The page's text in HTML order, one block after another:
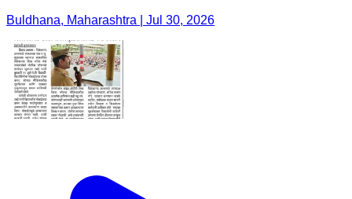
Buldhana, Maharashtra | Jul 30, 2026